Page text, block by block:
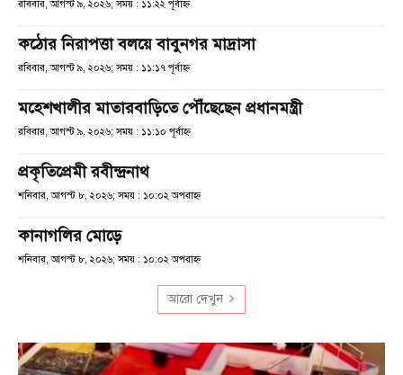
রবিবার, আগস্ট ৯, ২০২৬; সময় : ১১:২২ পূর্বাহ্ণ
কঠোর নিরাপত্তা বলয়ে বাবুনগর মাদ্রাসা
রবিবার, আগস্ট ৯, ২০২৬; সময় : ১১:১৭ পূর্বাহ্ণ
মহেশখালীর মাতারবাড়িতে পৌঁছেছেন প্রধানমন্ত্রী
রবিবার, আগস্ট ৯, ২০২৬; সময় : ১১:১০ পূর্বাহ্ণ
প্রকৃতিপ্রেমী রবীন্দ্রনাথ
শনিবার, আগস্ট ৮, ২০২৬; সময় : ১০:০২ অপরাহ্ণ
কানাগলির মোড়ে
শনিবার, আগস্ট ৮, ২০২৬; সময় : ১০:০২ অপরাহ্ণ
আরো দেখুন